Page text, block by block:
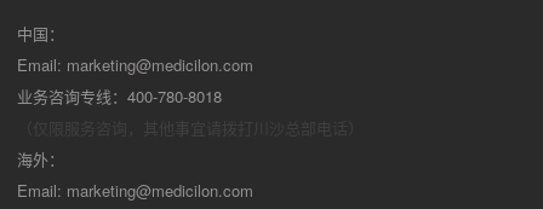
中国：
Email: marketing@medicilon.com
业务咨询专线：400-780-8018
海外：
Email: marketing@medicilon.com